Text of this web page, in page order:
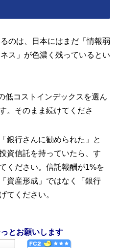
のは、日本にはまだ「情報弱
ス」が色濃く残っているとい
低コストインデックスを選ん
。そのまま続けてくださ
銀行さんに勧められた」と
資信託を持っていたら、す
ください。信託報酬が1%を
資産形成」ではなく「銀行
てください。
とお願いします